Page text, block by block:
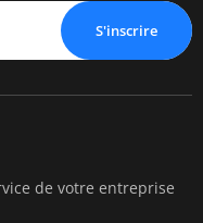
S'inscrire
de votre entreprise